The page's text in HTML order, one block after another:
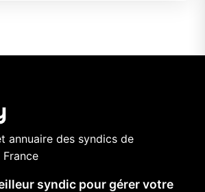
annuaire des syndics de
syndic pour gérer votre